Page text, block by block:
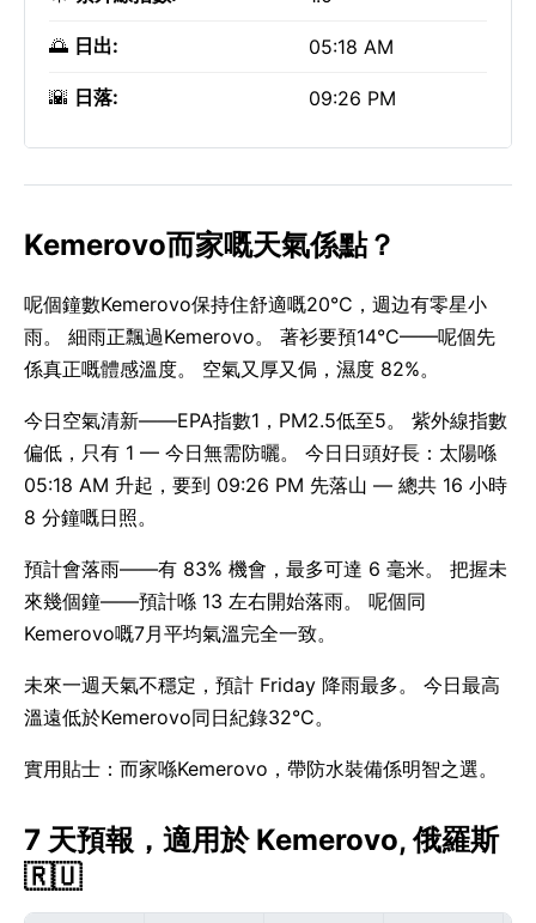
🌅 日出: 05:18 AM
🌇 日落: 09:26 PM
Kemerovo而家嘅天氣係點？
呢個鐘數Kemerovo保持住舒適嘅20°C，週边有零星小
雨。 細雨正飄過Kemerovo。 著衫要預14°C——呢個先
係真正嘅體感溫度。 空氣又厚又侷，濕度 82%。
今日空氣清新——EPA指數1，PM2.5低至5。 紫外線指數
偏低，只有 1 — 今日無需防曬。 今日日頭好長：太陽喺
05:18 AM 升起，要到 09:26 PM 先落山 — 總共 16 小時
8 分鐘嘅日照。
預計會落雨——有 83% 機會，最多可達 6 毫米。 把握未
來幾個鐘——預計喺 13 左右開始落雨。 呢個同
Kemerovo嘅7月平均氣溫完全一致。
未來一週天氣不穩定，預計 Friday 降雨最多。 今日最高
溫遠低於Kemerovo同日紀錄32°C。
實用貼士：而家喺Kemerovo，帶防水裝備係明智之選。
7 天預報，適用於 Kemerovo, 俄羅斯
🇷🇺